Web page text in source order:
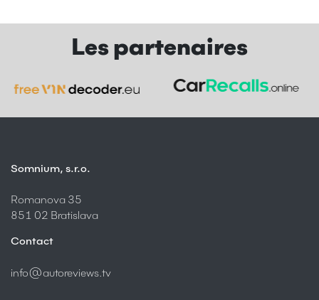
Les partenaires
Somnium, s.r.o.
Romanova 35
851 02 Bratislava
Contact
info@autoreviews.tv